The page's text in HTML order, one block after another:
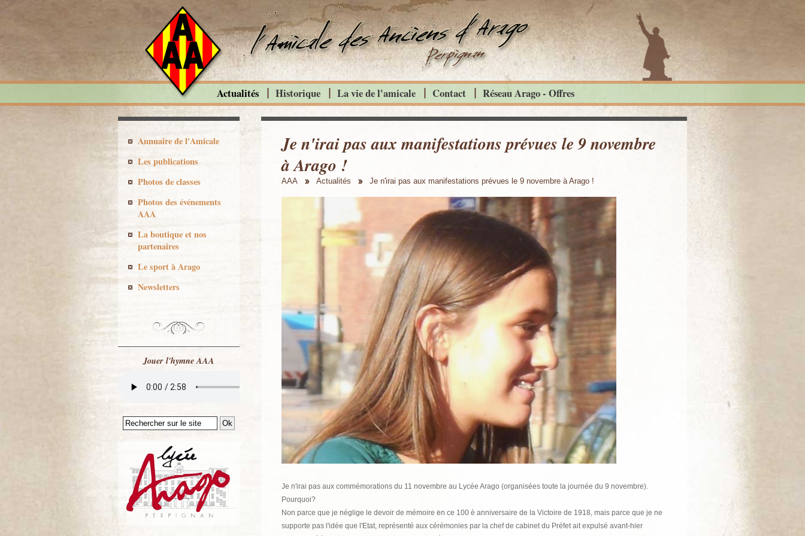
Je n'irai pas aux manifestations prévues le 9 novembre
à Arago !
AAA Actualités Je n'irai pas aux manifestations prévues le 9 novembre à Arago !
Je n'irai pas aux commémorations du 11 novembre au Lycée Arago (organisées toute la journée du 9 novembre).
Pourquoi?
Non parce que je néglige le devoir de mémoire en ce 100 è anniversaire de la Victoire de 1918, mais parce que je ne
supporte pas l'idée que l'Etat, représenté aux cérémonies par la chef de cabinet du Préfet ait expulsé avant-hier
Actualités Historique La vie de l'amicale Contact Réseau Arago - Offres
Annuaire de l'Amicale
Les publications
Photos de classes
Photos des événements
AAA
La boutique et nos
partenaires
Le sport à Arago
Newsletters
Jouer l'hymne AAA